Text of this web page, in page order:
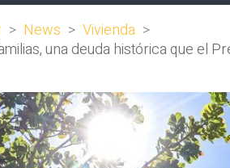
> News > Vivienda >
una deuda histórica que el